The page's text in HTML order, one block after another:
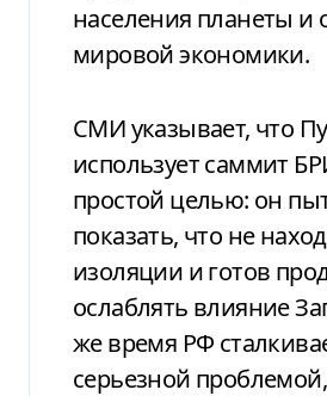
населения планеты и
мировой экономики.
СМИ указывает, что
использует саммит
простой целью: он
показать, что не
изоляции и готов
ослаблять влияние
же время РФ
серьезной